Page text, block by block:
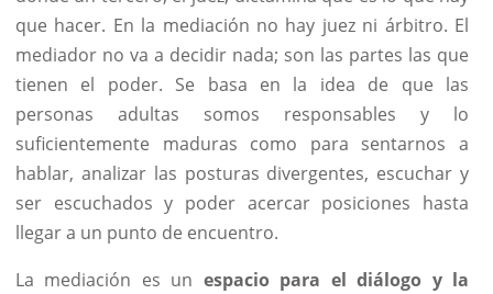
que hacer. En la mediación no hay juez ni árbitro. El
mediador no va a decidir nada; son las partes las que
tienen el poder. Se basa en la idea de que las
personas adultas somos responsables y lo
suficientemente maduras como para sentarnos a
hablar, analizar las posturas divergentes, escuchar y
ser escuchados y poder acercar posiciones hasta
llegar a un punto de encuentro.
La mediación es un espacio para el diálogo y la